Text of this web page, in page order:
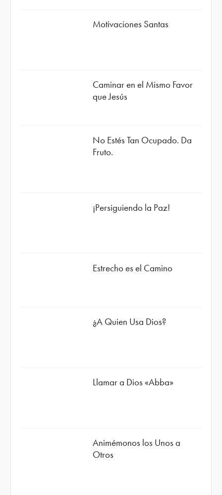
Motivaciones Santas
Caminar en el Mismo Favor
que Jesús
No Estés Tan Ocupado. Da
Fruto.
¡Persiguiendo la Paz!
Estrecho es el Camino
¿A Quien Usa Dios?
Llamar a Dios «Abba»
Animémonos los Unos a
Otros